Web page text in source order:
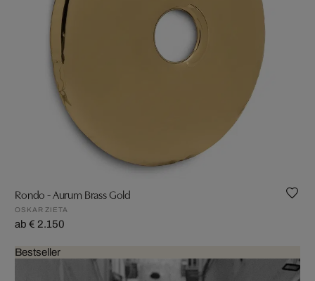
Rondo - Aurum Brass Gold
OSKAR ZIETA
ab € 2.150
Bestseller